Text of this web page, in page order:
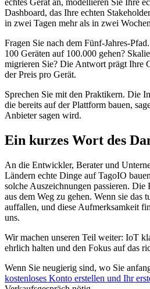
echtes Gerät an, modellieren Sie Ihre
Dashboard, das Ihre echten
in zwei Tagen mehr als in zwei
Fragen Sie nach dem Fünf-Jahres-
100 Geräten auf 100.000 gehen?
migrieren Sie? Die Antwort prägt Ihre
der Preis pro Gerät.
Sprechen Sie mit den Praktikern. Die
die bereits auf der Plattform bauen,
Anbieter sagen wird.
Ein kurzes Wort des
An die Entwickler, Berater und
Ländern echte Dinge auf TagoIO
solche Auszeichnungen passieren.
aus dem Weg zu gehen. Wenn sie das
auffallen, und diese Aufmerksamkeit
uns.
Wir machen unseren Teil weiter: IoT
ehrlich halten und den Fokus auf das
Wenn Sie neugierig sind, wo Sie
kostenloses Konto erstellen und Ihr